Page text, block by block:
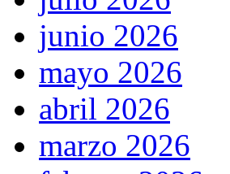
junio 2026
mayo 2026
abril 2026
marzo 2026